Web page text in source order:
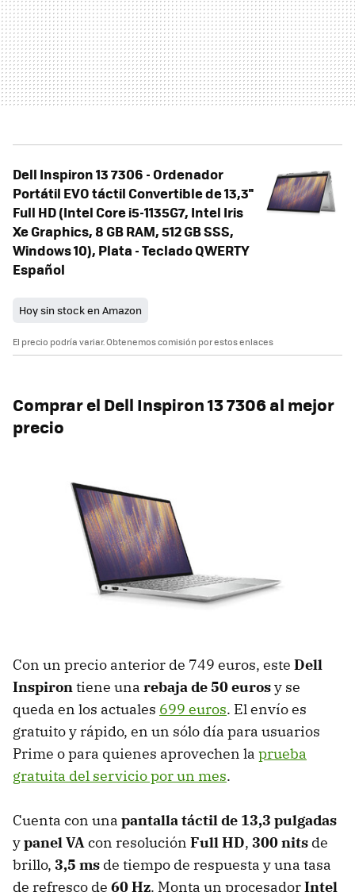
Dell Inspiron 13 7306 - Ordenador
Portátil EVO táctil Convertible de 13,3''
Full HD (Intel Core i5-1135G7, Intel Iris
Xe Graphics, 8 GB RAM, 512 GB SSS,
Windows 10), Plata - Teclado QWERTY
Español
Hoy sin stock en Amazon
El precio podría variar. Obtenemos comisión por estos enlaces
Comprar el Dell Inspiron 13 7306 al mejor
precio
Con un precio anterior de 749 euros, este Dell
Inspirontiene una rebaja de 50 eurosy se
queda en los actuales 699 euros. El envío es
gratuito y rápido, en un sólo día para usuarios
Prime o para quienes aprovechen la prueba
gratuita del servicio por un mes.
Cuenta con una pantalla táctil de 13,3 pulgadas
ypanel VAcon resolución Full HD, 300 nits de
brillo, 3,5 ms de tiempo de respuesta y una tasa
de refresco de 60 Hz. Monta un procesadorIntel